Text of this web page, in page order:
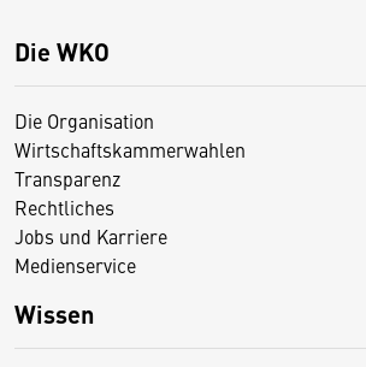
Die WKO
Die Organisation
Wirtschaftskammerwahlen
Transparenz
Rechtliches
Jobs und Karriere
Medienservice
Wissen